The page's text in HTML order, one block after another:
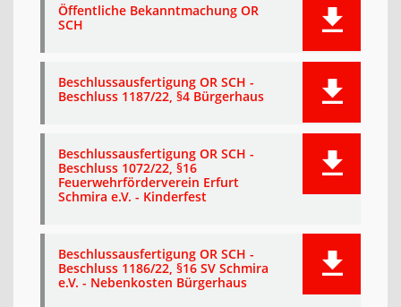
Öffentliche Bekanntmachung OR
SCH
Beschlussausfertigung OR SCH -
Beschluss 1187/22, §4 Bürgerhaus
Beschlussausfertigung OR SCH -
Beschluss 1072/22, §16
Feuerwehrförderverein Erfurt
Schmira e.V. - Kinderfest
Beschlussausfertigung OR SCH -
Beschluss 1186/22, §16 SV Schmira
e.V. - Nebenkosten Bürgerhaus